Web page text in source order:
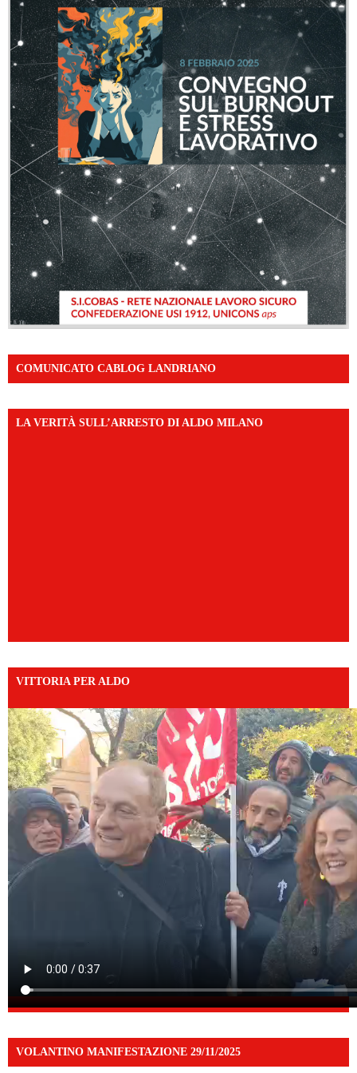
COMUNICATO CABLOG LANDRIANO
LA VERITÀ SULL’ARRESTO DI ALDO MILANO
VITTORIA PER ALDO
VOLANTINO MANIFESTAZIONE 29/11/2025